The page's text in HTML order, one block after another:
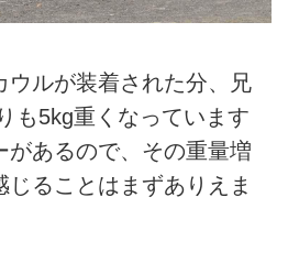
ウルが装着された分、兄
も5kg重くなっています
があるので、その重量増
じることはまずありえま